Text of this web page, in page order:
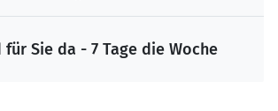
für Sie da - 7 Tage die Woche